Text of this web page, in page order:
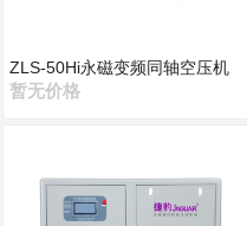
ZLS-50Hi永磁变频同轴空压机
暂无价格